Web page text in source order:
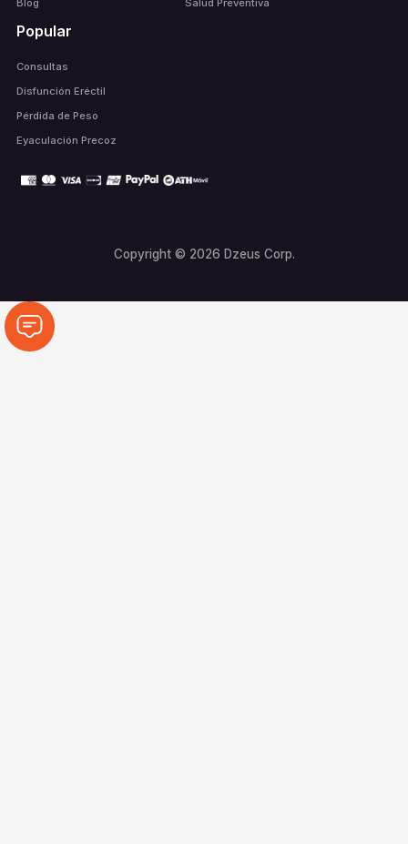
Blog Salud Preventiva
Popular
Consultas
Disfunción Eréctil
Pérdida de Peso
Eyaculación Precoz
Copyright © 2026 Dzeus Corp.